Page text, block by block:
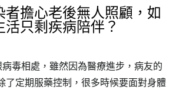
者擔心老後無人照顧，如
活只剩疾病陪伴？
毒相處，雖然因為醫療進步，病友的
了定期服藥控制，很多時候要面對身體